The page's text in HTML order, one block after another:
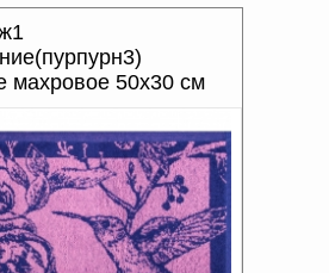
махровое 50х30 см